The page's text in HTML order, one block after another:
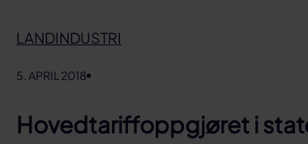
LANDINDUSTRI
5. APRIL 2018
Hovedtariffoppgjøret i